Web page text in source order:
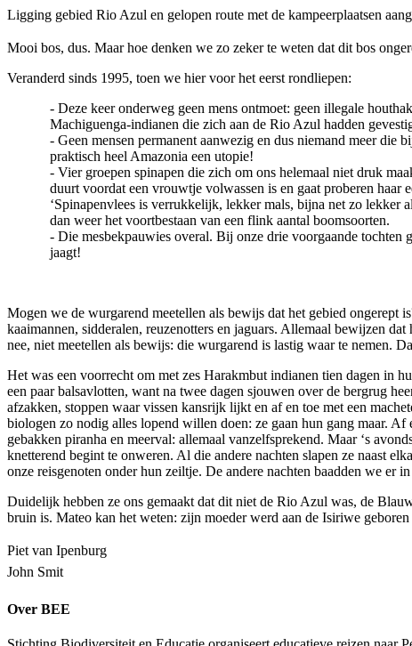
Ligging gebied Rio Azul en gelopen route met de kampeerplaatsen
Mooi bos, dus. Maar hoe denken we zo zeker te weten dat dit bos
Veranderd sinds 1995, toen we hier voor het eerst rondliepen:
- Deze keer onderweg geen mens ontmoet: geen illegale
Machiguenga-indianen die zich aan de Rio Azul hadden
- Geen mensen permanent aanwezig en dus niemand meer die
praktisch heel Amazonia een utopie!
- Vier groepen spinapen die zich om ons helemaal niet druk
duurt voordat een vrouwtje volwassen is en gaat proberen
‘Spinapenvlees is verrukkelijk, lekker mals, bijna net zo lekker
dan weer het voortbestaan van een flink aantal boomsoorten.
- Die mesbekpauwies overal. Bij onze drie voorgaande tochten
jaagt!
Mogen we de wurgarend meetellen als bewijs dat het gebied ongerept
kaaimannen, sidderalen, reuzenotters en jaguars. Allemaal bewijzen
nee, niet meetellen als bewijs: die wurgarend is lastig waar te nemen.
Het was een voorrecht om met zes Harakmbut indianen tien dagen in
een paar balsavlotten, want na twee dagen sjouwen over de bergrug
afzakken, stoppen waar vissen kansrijk lijkt en af en toe met een
biologen zo nodig alles lopend willen doen: ze gaan hun gang maar.
gebakken piranha en meerval: allemaal vanzelfsprekend. Maar ‘s
knetterend begint te onweren. Al die andere nachten slapen ze naast
onze reisgenoten onder hun zeiltje. De andere nachten baadden we er
Duidelijk hebben ze ons gemaakt dat dit niet de Rio Azul was, de
bruin is. Mateo kan het weten: zijn moeder werd aan de Isiriwe
Piet van Ipenburg
John Smit
Over BEE